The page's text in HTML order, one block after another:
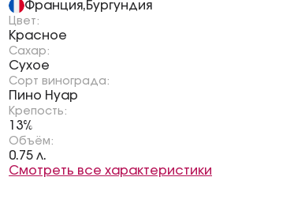
Франция,Бургундия
Цвет:
Красное
Сахар:
Сухое
Сорт винограда:
Пино Нуар
Крепость:
13%
Объём:
0.75 л.
Смотреть все характеристики